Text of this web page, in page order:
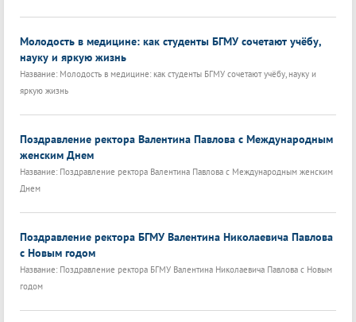
Молодость в медицине: как студенты БГМУ сочетают учёбу,
науку и яркую жизнь
Название: Молодость в медицине: как студенты БГМУ сочетают учёбу, науку и
яркую жизнь
Поздравление ректора Валентина Павлова с Международным
женским Днем
Название: Поздравление ректора Валентина Павлова с Международным женским
Днем
Поздравление ректора БГМУ Валентина Николаевича Павлова
с Новым годом
Название: Поздравление ректора БГМУ Валентина Николаевича Павлова с Новым
годом